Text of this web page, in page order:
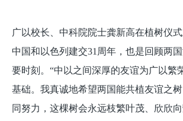
广以校长、中科院院士龚新高在植树仪
中国和以色列建交31周年，也是回顾两
要时刻。“中以之间深厚的友谊为广以繁
基础。我真诚地希望两国能共植友谊之
同努力，这棵树会永远枝繁叶茂、欣欣